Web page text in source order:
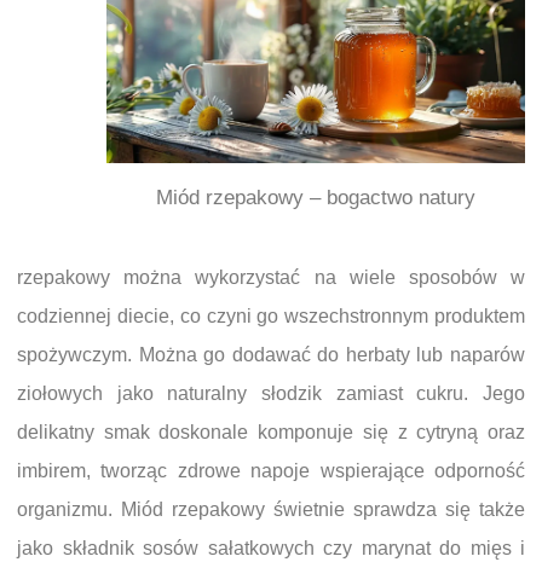
Miód rzepakowy – bogactwo natury
rzepakowy można wykorzystać na wiele sposobów w
codziennej diecie, co czyni go wszechstronnym produktem
spożywczym. Można go dodawać do herbaty lub naparów
ziołowych jako naturalny słodzik zamiast cukru. Jego
delikatny smak doskonale komponuje się z cytryną oraz
imbirem, tworząc zdrowe napoje wspierające odporność
organizmu. Miód rzepakowy świetnie sprawdza się także
jako składnik sosów sałatkowych czy marynat do mięs i